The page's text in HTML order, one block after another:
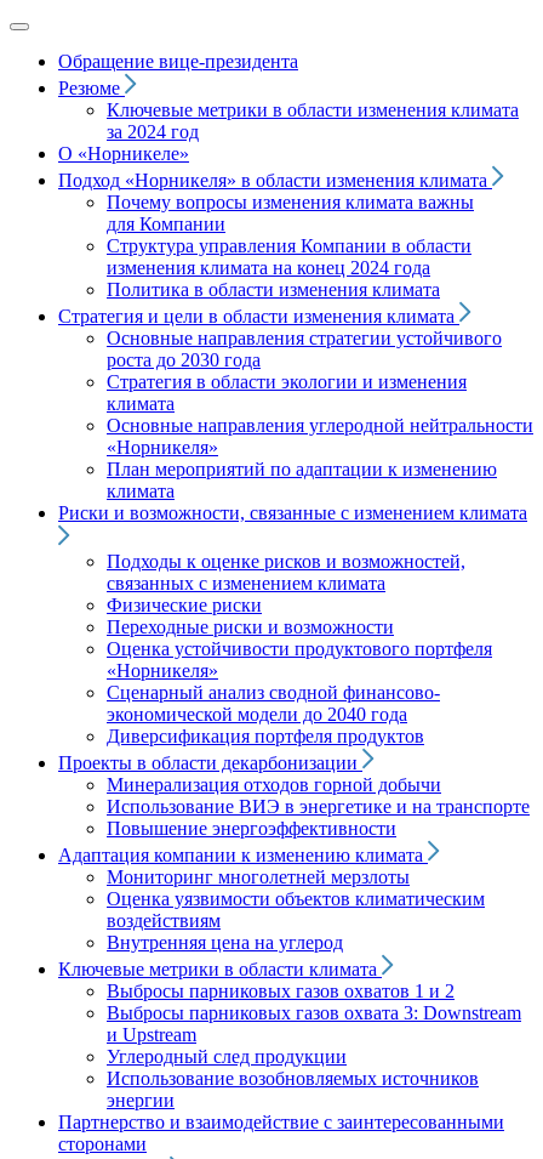
Обращение вице‑президента
Резюме
Ключевые метрики в области изменения климата
за 2024 год
О «Норникеле»
Подход «Норникеля» в области изменения климата
Почему вопросы изменения климата важны
для Компании
Структура управления Компании в области
изменения климата на конец 2024 года
Политика в области изменения климата
Стратегия и цели в области изменения климата
Основные направления стратегии устойчивого
роста до 2030 года
Стратегия в области экологии и изменения
климата
Основные направления углеродной нейтральности
«Норникеля»
План мероприятий по адаптации к изменению
климата
Риски и возможности, связанные с изменением климата
Подходы к оценке рисков и возможностей,
связанных с изменением климата
Физические риски
Переходные риски и возможности
Оценка устойчивости продуктового портфеля
«Норникеля»
Сценарный анализ сводной финансово-
экономической модели до 2040 года
Диверсификация портфеля продуктов
Проекты в области декарбонизации
Минерализация отходов горной добычи
Использование ВИЭ в энергетике и на транспорте
Повышение энергоэффективности
Адаптация компании к изменению климата
Мониторинг многолетней мерзлоты
Оценка уязвимости объектов климатическим
воздействиям
Внутренняя цена на углерод
Ключевые метрики в области климата
Выбросы парниковых газов охватов 1 и 2
Выбросы парниковых газов охвата 3: Downstream
и Upstream
Углеродный след продукции
Использование возобновляемых источников
энергии
Партнерство и взаимодействие с заинтересованными
сторонами